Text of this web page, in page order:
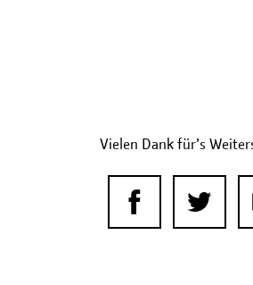
Vielen Dank für’s